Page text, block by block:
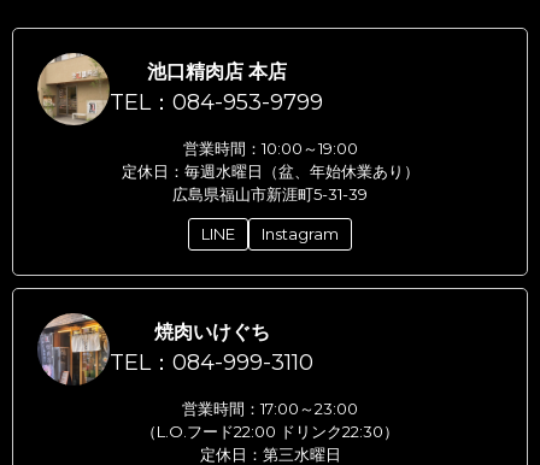
池口精肉店 本店
TEL：084-953-9799
営業時間：10:00～19:00
定休日：毎週水曜日（盆、年始休業あり）
広島県福山市新涯町5-31-39
LINE Instagram
焼肉いけぐち
TEL：084-999-3110
営業時間：17:00～23:00
（L.O.フード22:00 ドリンク22:30）
定休日：第三水曜日